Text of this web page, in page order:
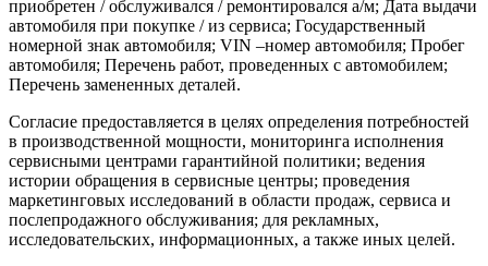
приобретен / обслуживался / ремонтировался а/м; Дата выдачи
автомобиля при покупке / из сервиса; Государственный
номерной знак автомобиля; VIN –номер автомобиля; Пробег
автомобиля; Перечень работ, проведенных с автомобилем;
Перечень замененных деталей.
Согласие предоставляется в целях определения потребностей
в производственной мощности, мониторинга исполнения
сервисными центрами гарантийной политики; ведения
истории обращения в сервисные центры; проведения
маркетинговых исследований в области продаж, сервиса и
послепродажного обслуживания; для рекламных,
исследовательских, информационных, а также иных целей.